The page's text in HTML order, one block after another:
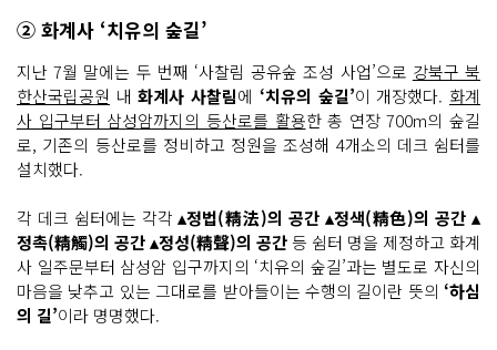
② 화계사 ‘치유의 숲길’
지난 7월 말에는 두 번째 ‘사찰림 공유숲 조성 사업’으로 강북구 북
한산국립공원 내화계사 사찰림에 ‘치유의 숲길’이 개장했다. 화계
사 입구부터 삼성암까지의 등산로를 활용한 총 연장 700m의 숲길
로, 기존의 등산로를 정비하고 정원을 조성해 4개소의 데크 쉼터를
설치했다.
각 데크 쉼터에는 각각▴정법(精法)의 공간 ▴정색(精色)의 공간 ▴
정촉(精觸)의 공간 ▴정성(精聲)의 공간 등 쉼터 명을 제정하고 화계
사 일주문부터 삼성암 입구까지의 ‘치유의 숲길’과는 별도로 자신의
마음을 낮추고 있는 그대로를 받아들이는 수행의 길이란 뜻의 ‘하심
의 길’이라 명명했다.